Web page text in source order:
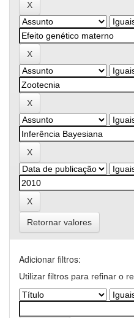
Retornar valores
Adicionar filtros:
Utilizar filtros para refinar o